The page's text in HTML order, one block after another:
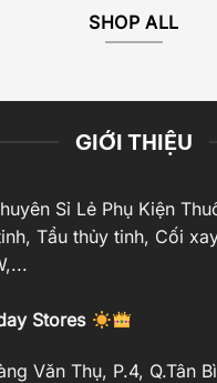
SHOP ALL
GIỚI THIỆU
Sỉ Lẻ Phụ Kiện
Tẩu thủy tinh, Cối
Stores
Văn Thụ, P.4, Q.Tân